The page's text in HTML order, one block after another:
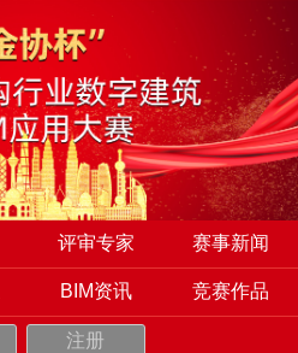
评审专家 赛事新闻
BIM资讯 竞赛作品
注册